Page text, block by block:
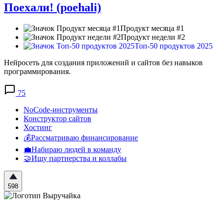
Поехали! (poehali)
Продукт месяца #1
Продукт недели #2
Топ-50 продуктов 2025
Нейросеть для создания приложений и сайтов без навыков
программирования.
75
NoCode-инструменты
Конструктор сайтов
Хостинг
💰Рассматриваю финансирование
💼Набираю людей в команду
🤝Ищу партнерства и коллабы
598